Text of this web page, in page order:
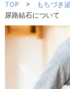
TOP もちづき
尿路結石について